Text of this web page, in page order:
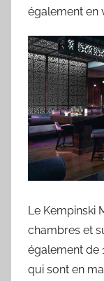
également en
Le Kempinski
chambres et
également de
qui sont en